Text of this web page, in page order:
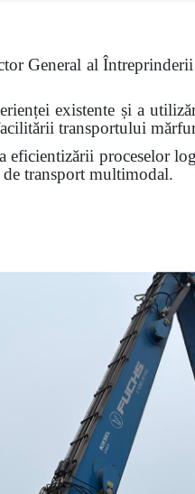
General al
existente și a
transportului
eficientizării proceselor
transport multimodal.